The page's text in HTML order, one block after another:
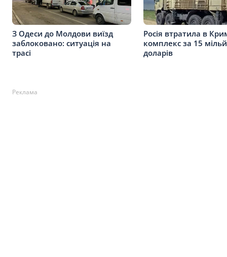
З Одеси до Молдови виїзд
заблоковано: ситуація на
трасі
Росія втратила в
комплекс за 15
доларів
Реклама